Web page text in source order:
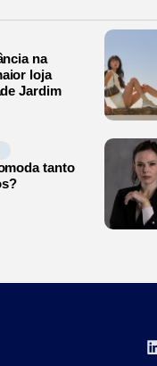
na
loja
Jardim
tanto